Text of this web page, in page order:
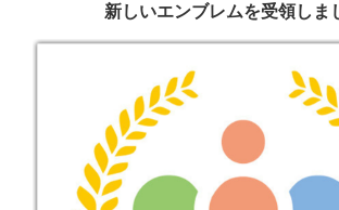
新しいエンブレムを受領しま